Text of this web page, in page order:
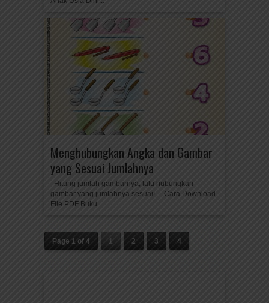
Menghubungkan Angka dan Gambar
yang Sesuai Jumlahnya
Hitung jumlah gambarnya, lalu hubungkan
gambar yang jumlahnya sesuai! Cara Download
File PDF Buku...
Page 1 of 4 1 2 3 4